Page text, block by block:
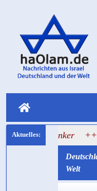
Tanker +++ Amerikas
Welt